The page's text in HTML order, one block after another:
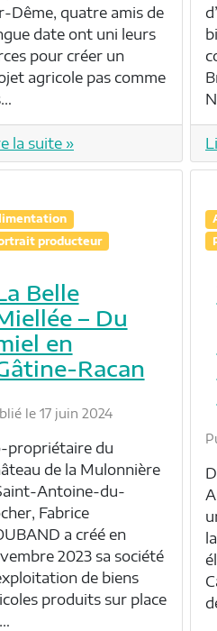
Dême, quatre amis de
date ont uni leurs
pour créer un
agricole pas comme
la suite »
producteur
Belle
– Du
en
Racan
le 17 juin 2024
propriétaire du
de la Mulonnière
Antoine-du-
Fabrice
a créé en
2023 sa société
de biens
produits sur place